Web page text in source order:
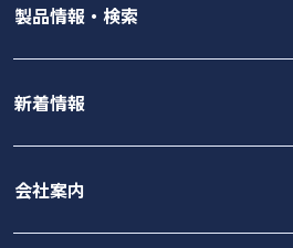
製品情報・検索
新着情報
会社案内